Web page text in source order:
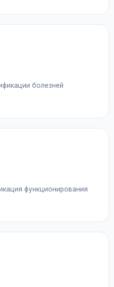
болезней
функционирования